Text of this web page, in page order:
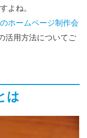
よね。
ホームページ制作会
活用方法についてご
は